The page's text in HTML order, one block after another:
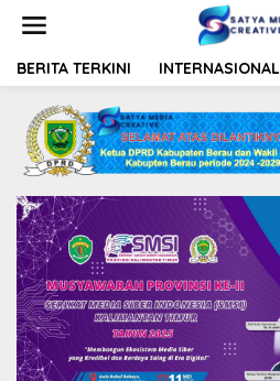
t
BERITA TERKINI INTERNASIONAL